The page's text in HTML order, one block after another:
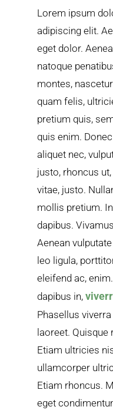
Lorem ipsum
adipiscing elit.
eget dolor.
natoque
montes,
quam felis,
pretium quis,
quis enim.
aliquet nec,
justo, rhoncus
vitae, justo.
mollis pretium.
dapibus.
Aenean
leo ligula,
eleifend ac,
dapibus in,
Phasellus
laoreet. Quisque
Etiam ultricies
ullamcorper
Etiam rhoncus.
eget